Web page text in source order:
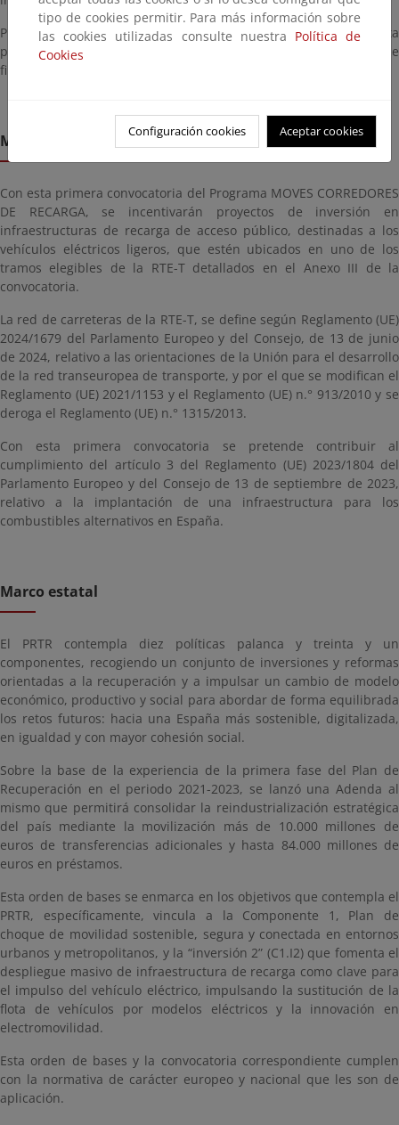
Previamente a esta audiencia previa se realizó una consulta
pública del programa MOVES CORREDORES DE RECARGA que
finalizó el 12 de julio de 2024.
Motivación
Con esta primera convocatoria del Programa MOVES CORREDORES
DE RECARGA, se incentivarán proyectos de inversión en
infraestructuras de recarga de acceso público, destinadas a los
vehículos eléctricos ligeros, que estén ubicados en uno de los
tramos elegibles de la RTE-T detallados en el Anexo III de la
convocatoria.
La red de carreteras de la RTE-T, se define según Reglamento (UE)
2024/1679 del Parlamento Europeo y del Consejo, de 13 de junio
de 2024, relativo a las orientaciones de la Unión para el desarrollo
de la red transeuropea de transporte, y por el que se modifican el
Reglamento (UE) 2021/1153 y el Reglamento (UE) n.° 913/2010 y se
deroga el Reglamento (UE) n.° 1315/2013.
Con esta primera convocatoria se pretende contribuir al
cumplimiento del artículo 3 del Reglamento (UE) 2023/1804 del
Parlamento Europeo y del Consejo de 13 de septiembre de 2023,
relativo a la implantación de una infraestructura para los
combustibles alternativos en España.
Marco estatal
El PRTR contempla diez políticas palanca y treinta y un
componentes, recogiendo un conjunto de inversiones y reformas
orientadas a la recuperación y a impulsar un cambio de modelo
económico, productivo y social para abordar de forma equilibrada
los retos futuros: hacia una España más sostenible, digitalizada,
en igualdad y con mayor cohesión social.
Sobre la base de la experiencia de la primera fase del Plan de
Recuperación en el periodo 2021-2023, se lanzó una Adenda al
mismo que permitirá consolidar la reindustrialización estratégica
del país mediante la movilización más de 10.000 millones de
euros de transferencias adicionales y hasta 84.000 millones de
euros en préstamos.
Esta orden de bases se enmarca en los objetivos que contempla el
PRTR, específicamente, vincula a la Componente 1, Plan de
choque de movilidad sostenible, segura y conectada en entornos
urbanos y metropolitanos, y la “inversión 2” (C1.I2) que fomenta el
despliegue masivo de infraestructura de recarga como clave para
el impulso del vehículo eléctrico, impulsando la sustitución de la
flota de vehículos por modelos eléctricos y la innovación en
electromovilidad.
Esta orden de bases y la convocatoria correspondiente cumplen
con la normativa de carácter europeo y nacional que les son de
aplicación.
tipo de cookies permitir. Para más información sobre
las cookies utilizadas consulte nuestra Política de
Cookies
Configuración cookies Aceptar cookies